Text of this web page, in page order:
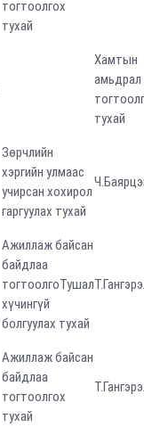
тогтоолгох
тухай
Хамтын
амьдрал
тухай
Зөрчлийн
хэргийн улмаас
учирсан хохирол
гаргуулах тухай
Ажиллаж байсан
байдлаа
тогтоолгоТушал
хүчингүй
болгуулах тухай
Ажиллаж байсан
байдлаа
тогтоолгох
тухай